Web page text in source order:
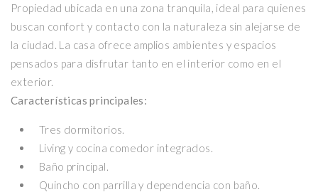
Propiedad ubicada en una zona tranquila, ideal para quienes
buscan confort y contacto con la naturaleza sin alejarse de
la ciudad. La casa ofrece amplios ambientes y espacios
pensados para disfrutar tanto en el interior como en el
exterior.
Características principales:
Tres dormitorios.
Living y cocina comedor integrados.
Baño principal.
Quincho con parrilla y dependencia con baño.